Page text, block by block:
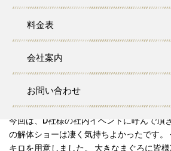
料金表
会社案内
お問い合わせ
準備をさせて頂きました。 解体ショ […]
今回は、D社様の社内イベントに呼んで頂
の解体ショーは凄く気持ちよかったです
キロを用意しました。 大きなまぐろに皆